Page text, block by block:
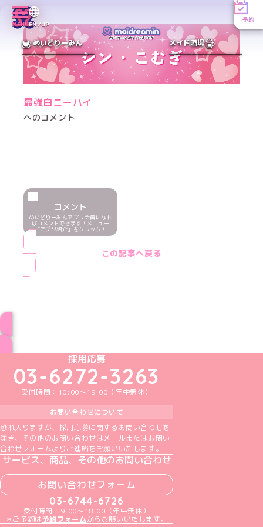
MENUEN／JP
予約
めいどりーみん メイド酒場
最強白ニーハイ
へのコメント
コメント
めいどりーみんアプリ会員になれ
ばコメントできます！メニュー
「アプリ紹介」をクリック！
この記事へ戻る
めいどりーみんTikTok公式アカウント
めいどりーみんX公式アカウント
めいどりーみんInstagram公式アカウント
めいどりーみんFacebook公式アカウン
めいどりーみんYouTube公式アカ
採用応募
03-6272-3263
受付時間：10:00～19:00（年中無休）
お問い合わせについて
恐れ入りますが、採用応募に関するお問い合わせを
除き、その他のお問い合わせはメールまたはお問い
合わせフォームよりご連絡をお願いいたします。
サービス、商品、その他のお問い合わせ
お問い合わせフォーム
03-6744-6726
受付時間：9:00～18:00（年中無休）
＊ご予約は予約フォームからお願いいたします。